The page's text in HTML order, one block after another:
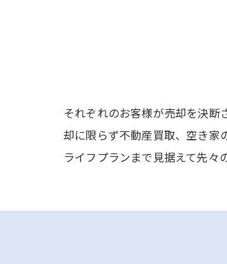
それぞれのお客様が売却を決
却に限らず不動産買取、空き家
ライフプランまで見据えて先々